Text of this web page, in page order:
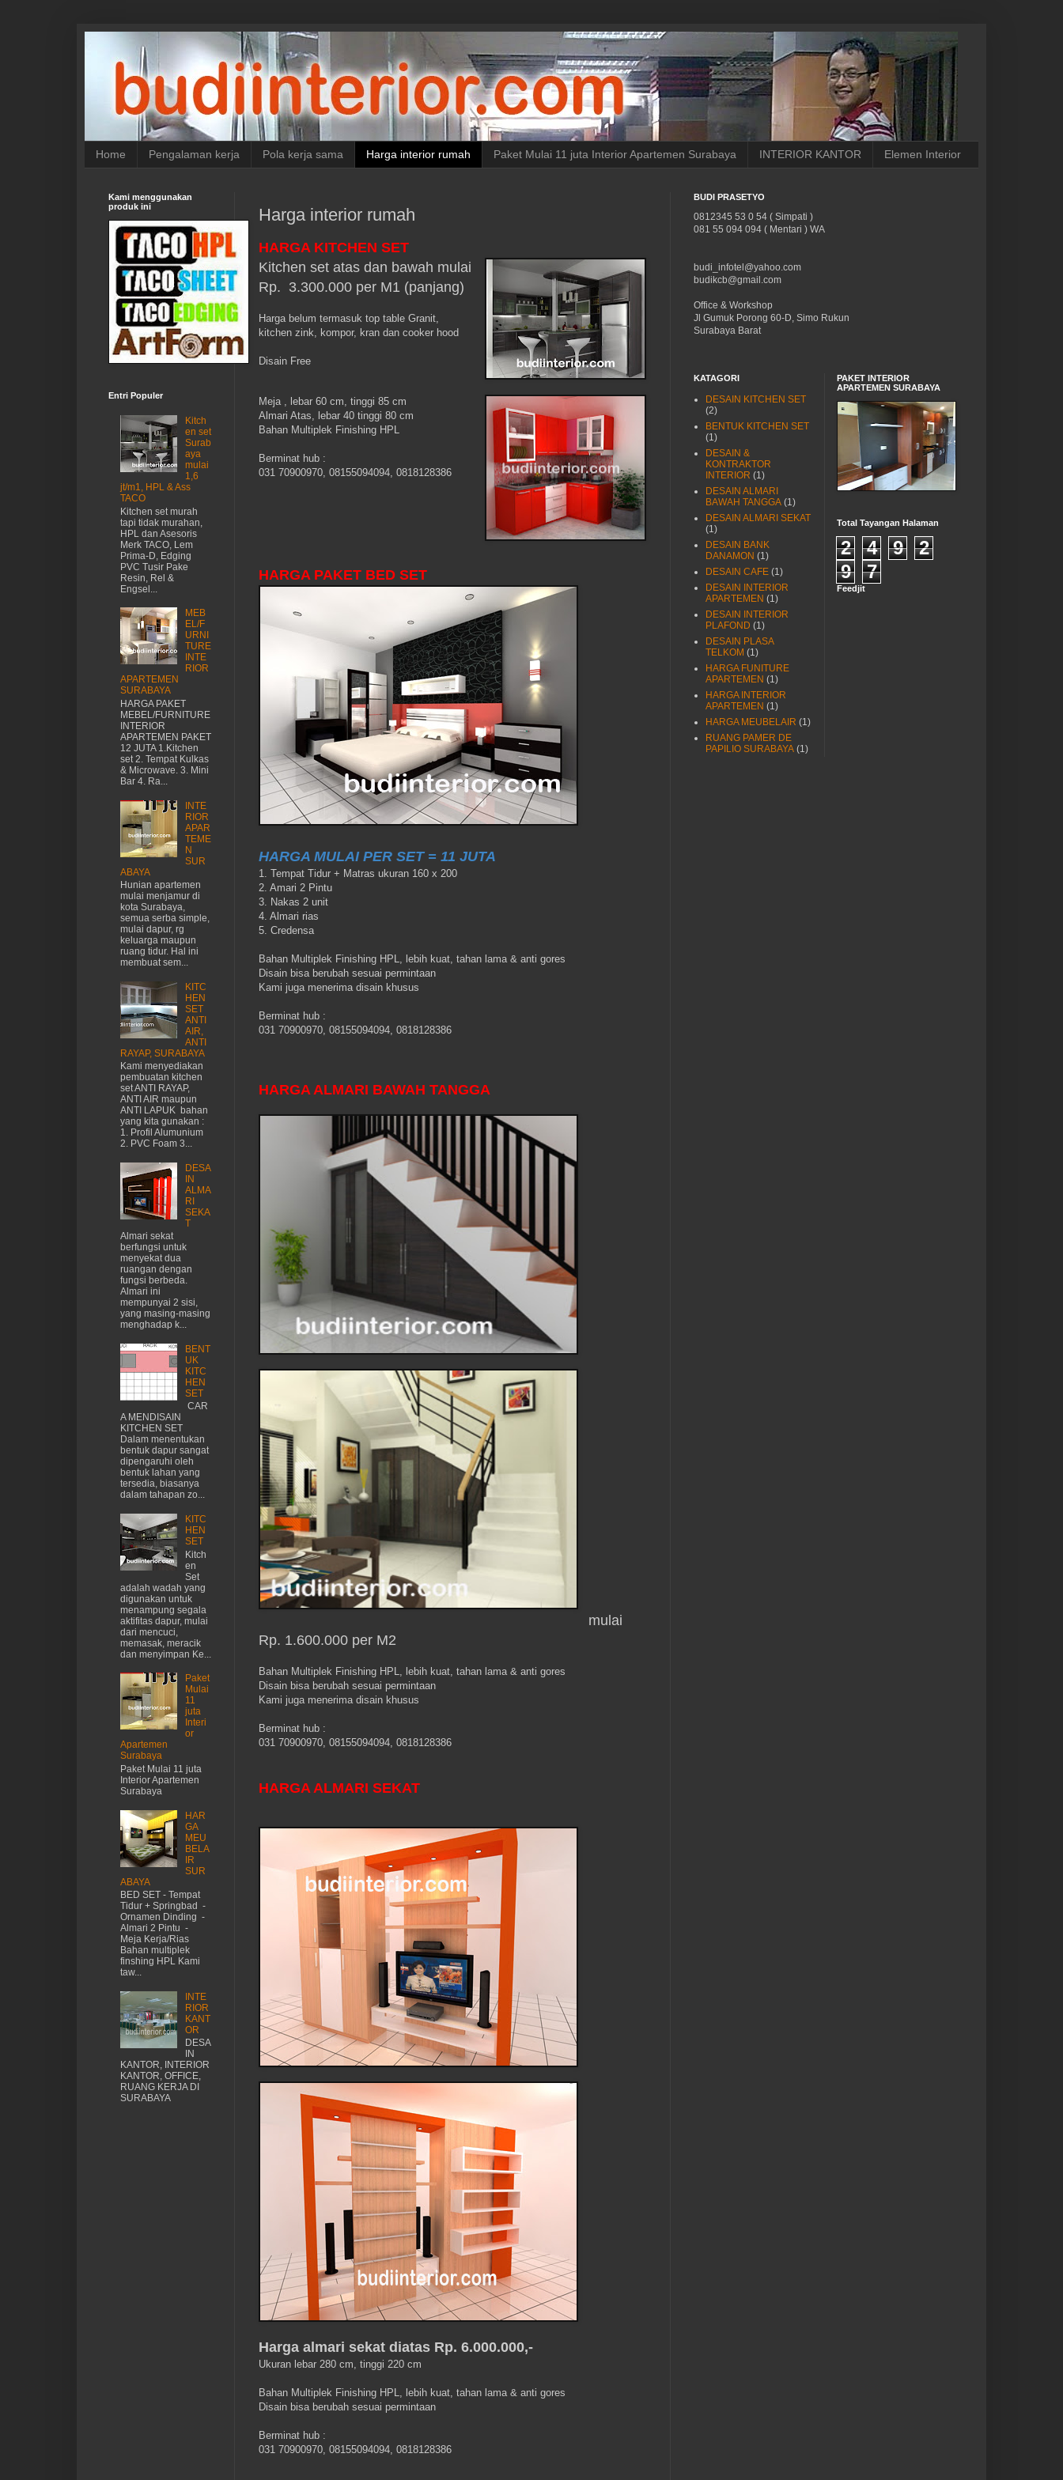
Home Pengalaman kerja Pola kerja sama Harga interior rumah Paket Mulai 11 juta Interior Apartemen Surabaya INTERIOR KANTOR Elemen Interior
Harga interior rumah
HARGA KITCHEN SET
Kitchen set atas dan bawah mulai
Rp. 3.300.000 per M1 (panjang)
Harga belum termasuk top table Granit,
kitchen zink, kompor, kran dan cooker hood
Disain Free
Meja , lebar 60 cm, tinggi 85 cm
Almari Atas, lebar 40 tinggi 80 cm
Bahan Multiplek Finishing HPL
Berminat hub :
031 70900970, 08155094094, 0818128386
HARGA PAKET BED SET
HARGA MULAI PER SET = 11 JUTA
1. Tempat Tidur + Matras ukuran 160 x 200
2. Amari 2 Pintu
3. Nakas 2 unit
4. Almari rias
5. Credensa
Bahan Multiplek Finishing HPL, lebih kuat, tahan lama & anti gores
Disain bisa berubah sesuai permintaan
Kami juga menerima disain khusus
Berminat hub :
031 70900970, 08155094094, 0818128386
HARGA ALMARI BAWAH TANGGA
mulai
Rp. 1.600.000 per M2
Bahan Multiplek Finishing HPL, lebih kuat, tahan lama & anti gores
Disain bisa berubah sesuai permintaan
Kami juga menerima disain khusus
Berminat hub :
031 70900970, 08155094094, 0818128386
HARGA ALMARI SEKAT
Harga almari sekat diatas Rp. 6.000.000,-
Ukuran lebar 280 cm, tinggi 220 cm
Bahan Multiplek Finishing HPL, lebih kuat, tahan lama & anti gores
Disain bisa berubah sesuai permintaan
Berminat hub :
031 70900970, 08155094094, 0818128386
Kami menggunakan
produk ini
Entri Populer
Kitch
en set
Surab
aya
mulai
1,6
jt/m1, HPL & Ass
TACO
Kitchen set murah
tapi tidak murahan,
HPL dan Asesoris
Merk TACO, Lem
Prima-D, Edging
PVC Tusir Pake
Resin, Rel &
Engsel...
MEB
EL/F
URNI
TURE
INTE
RIOR
APARTEMEN
SURABAYA
HARGA PAKET
MEBEL/FURNITURE
INTERIOR
APARTEMEN PAKET
12 JUTA 1.Kitchen
set 2. Tempat Kulkas
& Microwave. 3. Mini
Bar 4. Ra...
INTE
RIOR
APAR
TEME
N
SUR
ABAYA
Hunian apartemen
mulai menjamur di
kota Surabaya,
semua serba simple,
mulai dapur, rg
keluarga maupun
ruang tidur. Hal ini
membuat sem...
KITC
HEN
SET
ANTI
AIR,
ANTI
RAYAP, SURABAYA
Kami menyediakan
pembuatan kitchen
set ANTI RAYAP,
ANTI AIR maupun
ANTI LAPUK bahan
yang kita gunakan :
1. Profil Alumunium
2. PVC Foam 3...
DESA
IN
ALMA
RI
SEKA
T
Almari sekat
berfungsi untuk
menyekat dua
ruangan dengan
fungsi berbeda.
Almari ini
mempunyai 2 sisi,
yang masing-masing
menghadap k...
BENT
UK
KITC
HEN
SET
CAR
A MENDISAIN
KITCHEN SET
Dalam menentukan
bentuk dapur sangat
dipengaruhi oleh
bentuk lahan yang
tersedia, biasanya
dalam tahapan zo...
KITC
HEN
SET
Kitch
en
Set
adalah wadah yang
digunakan untuk
menampung segala
aktifitas dapur, mulai
dari mencuci,
memasak, meracik
dan menyimpan Ke...
Paket
Mulai
11
juta
Interi
or
Apartemen
Surabaya
Paket Mulai 11 juta
Interior Apartemen
Surabaya
HAR
GA
MEU
BELA
IR
SUR
ABAYA
BED SET - Tempat
Tidur + Springbad -
Ornamen Dinding -
Almari 2 Pintu -
Meja Kerja/Rias
Bahan multiplek
finshing HPL Kami
taw...
INTE
RIOR
KANT
OR
DESA
IN
KANTOR, INTERIOR
KANTOR, OFFICE,
RUANG KERJA DI
SURABAYA
BUDI PRASETYO
0812345 53 0 54 ( Simpati )
081 55 094 094 ( Mentari ) WA
budi_infotel@yahoo.com
budikcb@gmail.com
Office & Workshop
Jl Gumuk Porong 60-D, Simo Rukun
Surabaya Barat
KATAGORI
DESAIN KITCHEN SET
(2)
BENTUK KITCHEN SET
(1)
DESAIN &
KONTRAKTOR
INTERIOR (1)
DESAIN ALMARI
BAWAH TANGGA (1)
DESAIN ALMARI SEKAT
(1)
DESAIN BANK
DANAMON (1)
DESAIN CAFE (1)
DESAIN INTERIOR
APARTEMEN (1)
DESAIN INTERIOR
PLAFOND (1)
DESAIN PLASA
TELKOM (1)
HARGA FUNITURE
APARTEMEN (1)
HARGA INTERIOR
APARTEMEN (1)
HARGA MEUBELAIR (1)
RUANG PAMER DE
PAPILIO SURABAYA (1)
PAKET INTERIOR
APARTEMEN SURABAYA
Total Tayangan Halaman
2 4 9
2
9
7
Feedjit